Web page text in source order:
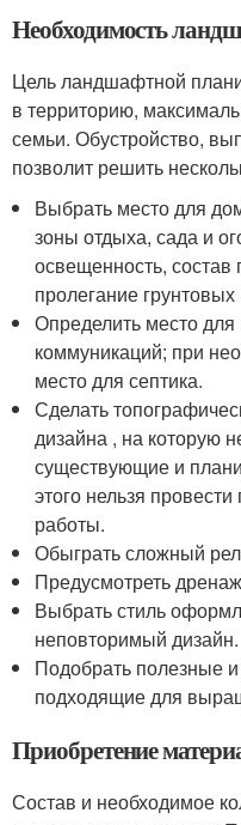
Необходимость
Цель ландшафтной
в территорию,
семьи. Обустройство,
позволит решить
Выбрать место для
зоны отдыха, сада и
освещенность,
пролегание грунтовых
Определить место
коммуникаций; при
место для септика.
Сделать
дизайна , на которую
существующие и
этого нельзя
работы.
Обыграть сложный
Предусмотреть
Выбрать стиль
неповторимый дизайн.
Подобрать полезные
подходящие для
Приобретение
Состав и необходимое